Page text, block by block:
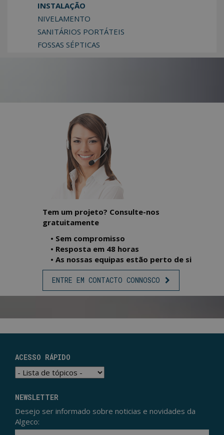
INSTALAÇÃO
NIVELAMENTO
SANITÁRIOS PORTÁTEIS
FOSSAS SÉPTICAS
Tem um projeto? Consulte-nos
gratuitamente
• Sem compromisso
• Resposta em 48 horas
• As nossas equipas estão perto de si
ENTRE EM CONTACTO CONNOSCO
ACESSO RÁPIDO
NEWSLETTER
Desejo ser informado sobre noticias e novidades da
Algeco: